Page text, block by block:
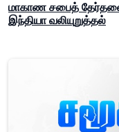
மாகாண சபைத்
இந்தியா வலியுறுத்தல்